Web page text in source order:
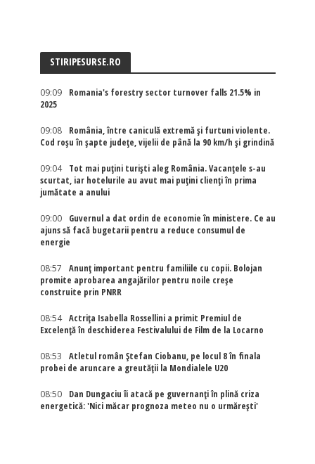
STIRIPESURSE.RO
09:09
Romania's forestry sector turnover falls 21.5% in
2025
09:08
România, între caniculă extremă și furtuni violente.
Cod roșu în șapte județe, vijelii de până la 90 km/h și grindină
09:04
Tot mai puțini turiști aleg România. Vacanțele s-au
scurtat, iar hotelurile au avut mai puțini clienți în prima
jumătate a anului
09:00
Guvernul a dat ordin de economie în ministere. Ce au
ajuns să facă bugetarii pentru a reduce consumul de
energie
08:57
Anunț important pentru familiile cu copii. Bolojan
promite aprobarea angajărilor pentru noile creșe
construite prin PNRR
08:54
Actriţa Isabella Rossellini a primit Premiul de
Excelenţă în deschiderea Festivalului de Film de la Locarno
08:53
Atletul român Ștefan Ciobanu, pe locul 8 în finala
probei de aruncare a greutății la Mondialele U20
08:50
Dan Dungaciu îi atacă pe guvernanți în plină criza
energetică: 'Nici măcar prognoza meteo nu o urmărești'